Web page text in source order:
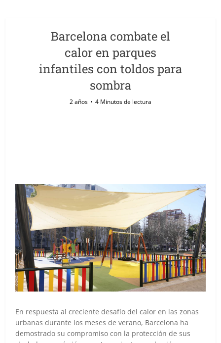
Barcelona combate el
calor en parques
infantiles con toldos para
sombra
2 años 4 Minutos de lectura
En respuesta al creciente desafío del calor en las zonas
urbanas durante los meses de verano, Barcelona ha
demostrado su compromiso con la protección de sus